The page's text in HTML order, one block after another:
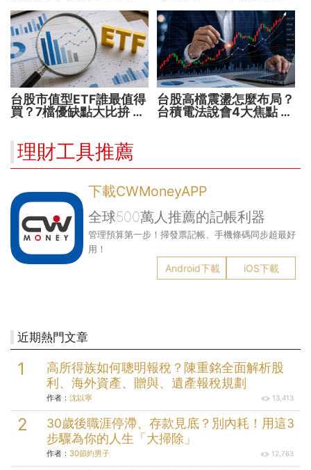
台股市值型ETF誰最值得
買？7檔優缺點大比拚 找
台股高檔震盪怎麼布局？
台積電法說會4大焦點 AI
理財工具推薦
下載CWMoneyAPP
全球500萬人推薦的記帳利器
管理預算第一步！掃發票記帳、手機條碼同步超最好
用！
Android下載 iOS下載
近期熱門文章
高所得族如何聰明報稅？陳重銘全面解析股
利、海外資產、贈與、遺產報稅規劃
作者： 沈以寧 13,413
30歲後職涯停滯、存款見底？別內耗！用這3
步驟為你的人生「大掃除」
作者： 30節約男子 12,763